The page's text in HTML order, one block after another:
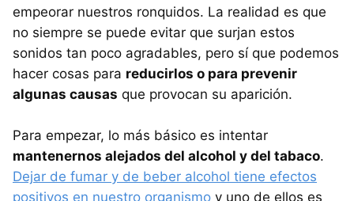
empeorar nuestros ronquidos. La realidad es que
no siempre se puede evitar que surjan estos
sonidos tan poco agradables, pero sí que podemos
hacer cosas para reducirlos o para prevenir
algunas causas que provocan su aparición.
Para empezar, lo más básico es intentar
mantenernos alejados del alcohol y del tabaco.
Dejar de fumar y de beber alcohol tiene efectos
positivos en nuestro organismo y uno de ellos es